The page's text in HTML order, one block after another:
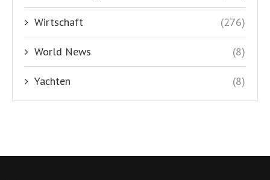
Wirtschaft (276)
World News (8)
Yachten (8)